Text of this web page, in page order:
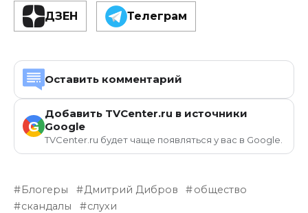
ДЗЕН Телеграм
Оставить комментарий
G
Добавить TVCenter.ru в источники
Google
TVCenter.ru будет чаще появляться у вас в Google.
Блогеры Дмитрий Дибров
общество
скандалы
слухи